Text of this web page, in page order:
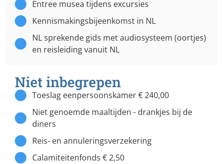
Entree musea tijdens excursies
Kennismakingsbijeenkomst in NL
NL sprekende gids met audiosysteem (oortjes)
en reisleiding vanuit NL
Niet inbegrepen
Toeslag eenpersoonskamer € 240,00
Niet genoemde maaltijden - drankjes bij de
diners
Reis- en annuleringsverzekering
Calamiteitenfonds € 2,50